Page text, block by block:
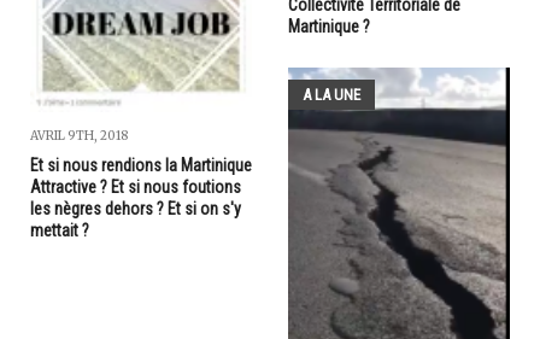
AVRIL 9TH, 2018
Et si nous rendions la Martinique
Attractive ? Et si nous foutions
les nègres dehors ? Et si on s'y
mettait ?
Collectivité Territoriale de
Martinique ?
A LA UNE